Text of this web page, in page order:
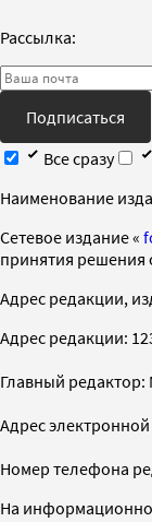
Рассылка:
Подписаться
Все сразу
Наименование
Cетевое издание «
принятия решения
Адрес редакции,
Адрес редакции:
Главный
Адрес
Номер телефона
На